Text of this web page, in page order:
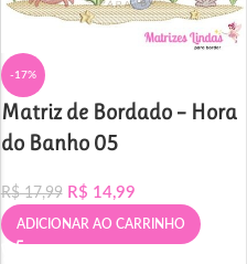
-17%
Matriz de Bordado – Hora
do Banho 05
R$17,99 R$ 14,99
ADICIONAR AO CARRINHO